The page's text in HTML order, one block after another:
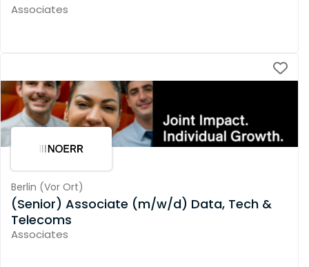
Associates
Berlin (Vor Ort)
(Senior) Associate (m/w/d) Data, Tech &
Telecoms
Associates